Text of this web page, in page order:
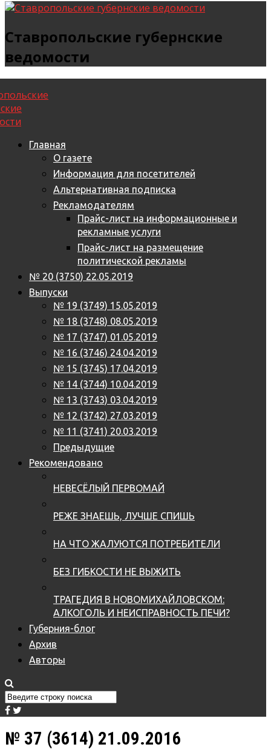
Ставропольские губернские
ведомости
Главная
О газете
Информация для посетителей
Альтернативная подписка
Рекламодателям
Прайс-лист на информационные и
рекламные услуги
Прайс-лист на размещение
политической рекламы
№ 20 (3750) 22.05.2019
Выпуски
№ 19 (3749) 15.05.2019
№ 18 (3748) 08.05.2019
№ 17 (3747) 01.05.2019
№ 16 (3746) 24.04.2019
№ 15 (3745) 17.04.2019
№ 14 (3744) 10.04.2019
№ 13 (3743) 03.04.2019
№ 12 (3742) 27.03.2019
№ 11 (3741) 20.03.2019
Предыдущие
Рекомендовано
НЕВЕСЁЛЫЙ ПЕРВОМАЙ
РЕЖЕ ЗНАЕШЬ, ЛУЧШЕ СПИШЬ
НА ЧТО ЖАЛУЮТСЯ ПОТРЕБИТЕЛИ
БЕЗ ГИБКОСТИ НЕ ВЫЖИТЬ
ТРАГЕДИЯ В НОВОМИХАЙЛОВСКОМ:
АЛКОГОЛЬ И НЕИСПРАВНОСТЬ ПЕЧИ?
Губерния-блог
Архив
Авторы
№ 37 (3614) 21.09.2016